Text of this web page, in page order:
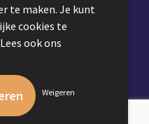
te maken. Je kunt
cookies te
ook ons
Weigeren